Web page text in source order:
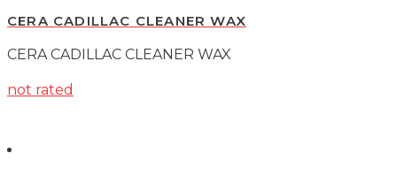
CERA CADILLAC CLEANER WAX
CERA CADILLAC CLEANER WAX
not rated